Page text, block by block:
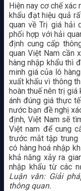
Hiện nay cơ chế
khẩu đạt hiệu quả
quan về Trị giá hải
phối hợp với hải
định cung cấp
quan Việt Nam cần
hàng nhập khẩu thì
minh giá của lô
xuất khẩu vì thông
hoàn thuế nên trị
ánh đúng giá thực
nước bạn đề nghị
định, Việt Nam sẽ
Việt nam để cung
trước mắt tập trung
có hàng hoá nhập
khả năng xảy ra
nhập khẩu từ các
Luận văn: Giải
thông quan.